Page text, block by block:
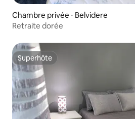
Chambre privée ⋅ Belvidere
Retraite dorée
Superhôte
Superhôte